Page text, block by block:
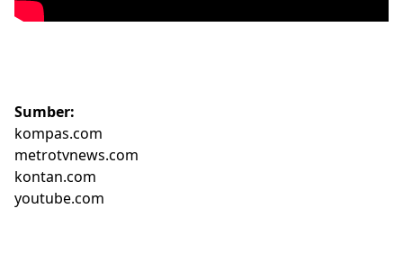
Sumber:
kompas.com
metrotvnews.com
kontan.com
youtube.com